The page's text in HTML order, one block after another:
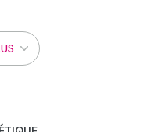
depuis peu. Une
le bien. Grande famille,
pas à venir visiter